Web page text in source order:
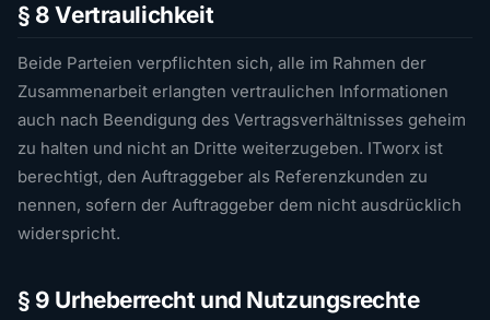
§ 8 Vertraulichkeit
Beide Parteien verpflichten sich, alle im Rahmen der
Zusammenarbeit erlangten vertraulichen Informationen
auch nach Beendigung des Vertragsverhältnisses geheim
zu halten und nicht an Dritte weiterzugeben. ITworx ist
berechtigt, den Auftraggeber als Referenzkunden zu
nennen, sofern der Auftraggeber dem nicht ausdrücklich
widerspricht.
§ 9 Urheberrecht und Nutzungsrechte